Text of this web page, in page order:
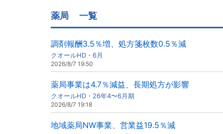
薬局 一覧
調剤報酬3.5％増、処方箋枚数0.5％減
クオールHD・6月
2026/8/7 19:50
薬局事業は4.7％減益、長期処方が影響
クオールHD・26年4〜6月期
2026/8/7 19:18
地域薬局NW事業、営業益19.5％減